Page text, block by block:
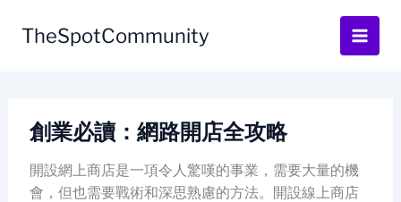
TheSpotCommunity
創業必讀：網路開店全攻略
開設網上商店是一項令人驚嘆的事業，需要大量的機
會，但也需要戰術和深思熟慮的方法。開設線上商店